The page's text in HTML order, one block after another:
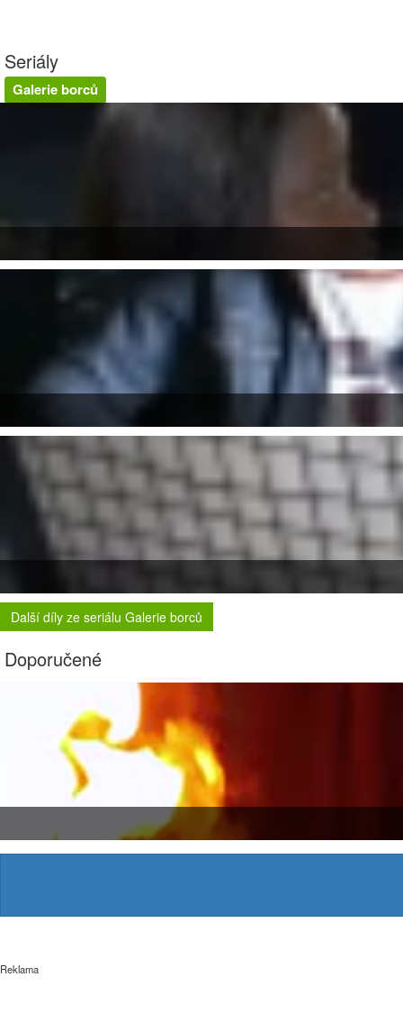
Seriály
Galerie borců
Další díly ze seriálu Galerie borců
Doporučené
Reklama